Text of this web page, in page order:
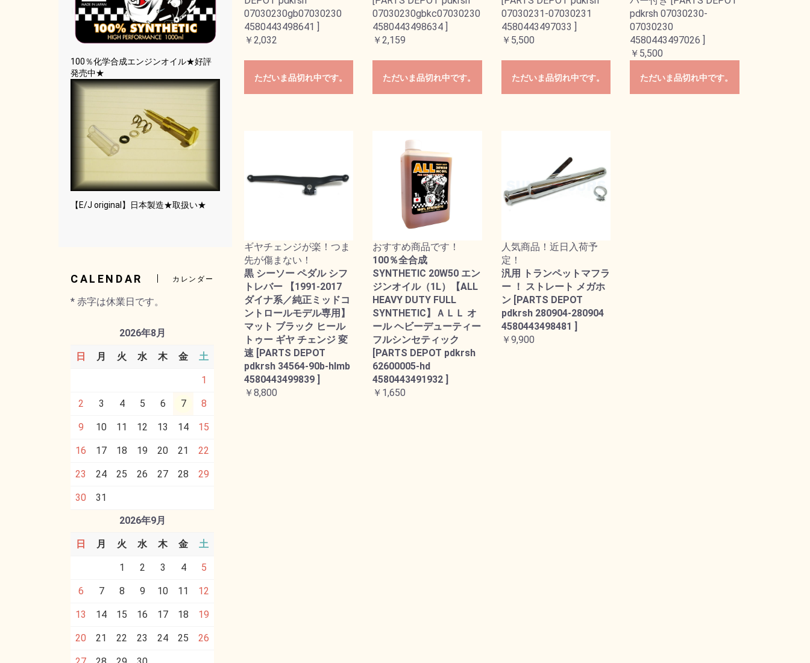
100％化学合成エンジンオイル★好評
発売中★
【E/J original】日本製造★取扱い★
CALENDAR カレンダー
* 赤字は休業日です。
2026年8月
日 月 火 水 木 金 土
1
2 3 4 5 6 7 8
9 10 11 12 13 14 15
16 17 18 19 20 21 22
23 24 25 26 27 28 29
30
31
2026年9月
日 月 火 水 木 金 土
1 2 3 4 5
6 7 8 9 10 11 12
13 14 15 16 17 18 19
20 21 22 23 24 25 26
07030230gb07030230
4580443498641 ]
￥2,032
ただいま品切れ中です。
07030230gbkc07030230
4580443498634 ]
￥2,159
ただいま品切れ中です。
07030231-07030231
4580443497033 ]
￥5,500
ただいま品切れ中です。
pdkrsh 07030230-
07030230
4580443497026 ]
￥5,500
ただいま品切れ中です。
ギヤチェンジが楽！つま
先が傷まない！
黒 シーソー ペダル シフ
トレバー 【1991-2017
ダイナ系／純正ミッドコ
ントロールモデル専用】
マット ブラック ヒール
トゥー ギヤ チェンジ 変
速 [PARTS DEPOT
pdkrsh 34564-90b-hlmb
4580443499839 ]
￥8,800
おすすめ商品です！
100％全合成
SYNTHETIC 20W50 エン
ジンオイル（1L）【ALL
HEAVY DUTY FULL
SYNTHETIC】ＡＬＬ オ
ール ヘビーデューティー
フルシンセティック
[PARTS DEPOT pdkrsh
62600005-hd
4580443491932 ]
￥1,650
人気商品！近日入荷予
定！
汎用 トランペットマフラ
ー ！ ストレート メガホ
ン [PARTS DEPOT
pdkrsh 280904-280904
4580443498481 ]
￥9,900